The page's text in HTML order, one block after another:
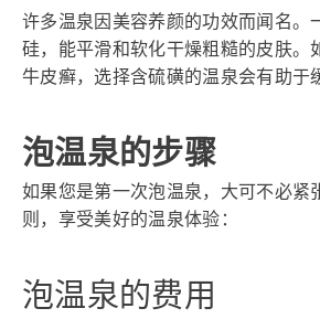
许多温泉因美容养颜的功效而闻名。
硅，能平滑和软化干燥粗糙的皮肤。
牛皮癣，选择含硫磺的温泉会有助于
泡温泉的步骤
如果您是第一次泡温泉，大可不必紧
则，享受美好的温泉体验：
泡温泉的费用